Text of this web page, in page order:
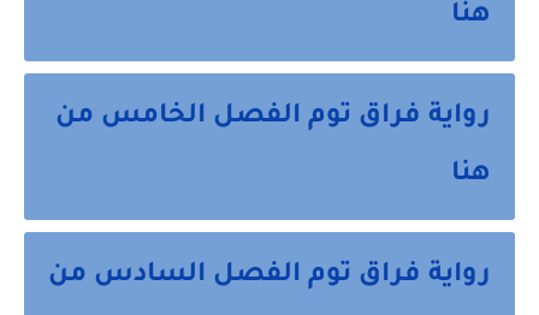
هنا
رواية فراق توم الفصل الخامس من
هنا
رواية فراق توم الفصل السادس من